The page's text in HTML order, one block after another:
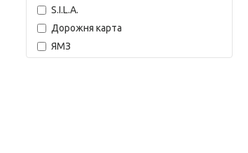
S.I.L.A.
Дорожня карта
ЯМЗ